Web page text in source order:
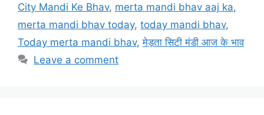
b
o
o
k
d
o
n
City Mandi Ke Bhav, merta mandi bhav aaj ka,
merta mandi bhav today, today mandi bhav,
Today merta mandi bhav,मेड़ता सिटी मंडी आज के भाव
Leave a comment